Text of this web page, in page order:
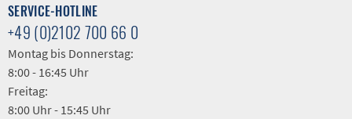
SERVICE-HOTLINE
+49 (0)2102 700 66 0
Montag bis Donnerstag:
8:00 - 16:45 Uhr
Freitag:
8:00 Uhr - 15:45 Uhr